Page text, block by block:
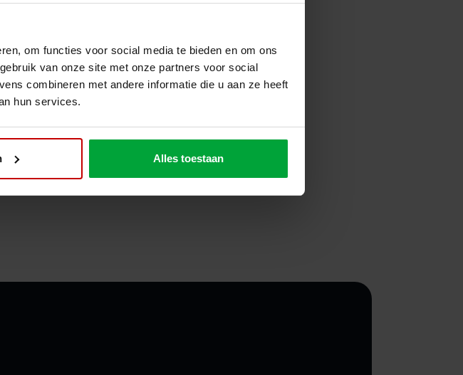
om functies voor social media te bieden en om ons
van onze site met onze partners voor social
combineren met andere informatie die u aan ze heeft
hun services.
Alles toestaan